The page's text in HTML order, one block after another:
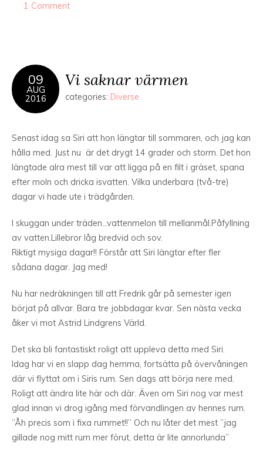
1 Comment
09
AUG
2016
Vi saknar värmen
categories: Diverse
Senast idag sa Siri att hon längtar till sommaren, och jag kan
hålla med. Just nu är det drygt 14 grader och storm. Det hon
längtade alra mest till var att ligga på en filt i gräset, spana
efter moln och dricka isvatten. Vilka underbara (två-tre)
dagar vi hade ute i trädgården.
I skuggan under träden…vattenmelon till mellanmål.Påfyllning
av vatten.Lillebror låg bredvid och sov.
Riktigt mysiga dagar!! Förstår att Siri längtar efter fler
sådana dagar. Jag med!
Nu har nedräkningen till att Fredrik går på semester igen
börjat på allvar. Bara tre jobbdagar kvar. Sen nästa vecka
åker vi mot Astrid Lindgrens Värld.
Det ska bli fantastiskt roligt att uppleva detta med Siri.
Idag har vi en slapp dag hemma, fortsätta på övervåningen
där vi flyttat om i Siris rum. Sen dags att börja nere med.
Roligt att ändra lite här och där. Även om Siri nog var mest
glad innan vi drog igång med förvandlingen av hennes rum.
”Åh precis som i fixa rummet!!” Och nu låter det mest ”jag
gillade nog mitt rum mer förut, detta är lite annorlunda”